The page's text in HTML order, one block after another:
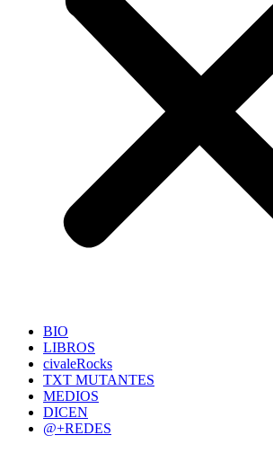
BIO
LIBROS
civaleRocks
TXT MUTANTES
MEDIOS
DICEN
@+REDES